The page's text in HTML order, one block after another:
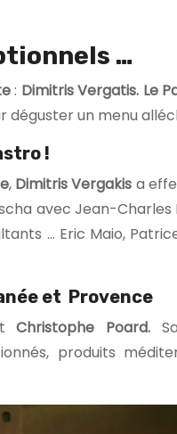
…
: Dimitris Vergatis. Le
déguster un menu
!
, Dimitris Vergakis a
avec Jean-Charles
… Eric Maio,
et Provence
Christophe Poard.
produits